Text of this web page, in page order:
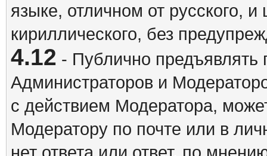
языке, отличном от русского,
кириллического, без
4.12 - Публично предъявлять
Администраторов и
с действием Модератора,
Модератору по почте или в